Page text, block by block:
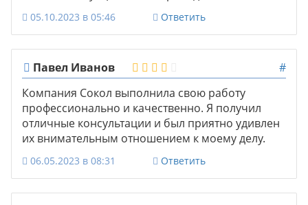
05.10.2023 в 05:46 Ответить
Павел Иванов
#
Компания Сокол выполнила свою работу
профессионально и качественно. Я получил
отличные консультации и был приятно удивлен
их внимательным отношением к моему делу.
06.05.2023 в 08:31 Ответить